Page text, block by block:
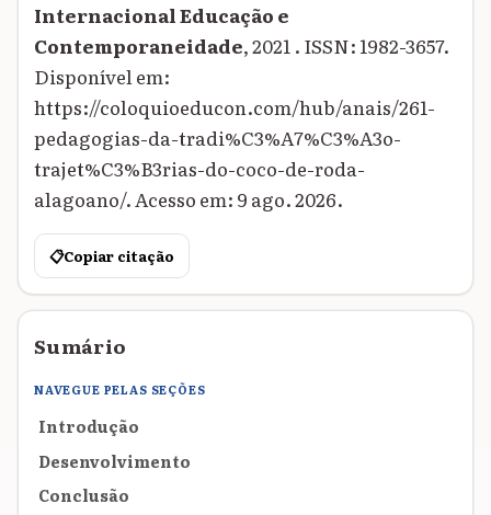
Internacional Educação e
Contemporaneidade, 2021 . ISSN: 1982-3657.
Disponível em:
https://coloquioeducon.com/hub/anais/261-
pedagogias-da-tradi%C3%A7%C3%A3o-
trajet%C3%B3rias-do-coco-de-roda-
alagoano/. Acesso em: 9 ago. 2026.
📋Copiar citação
Sumário
NAVEGUE PELAS SEÇÕES
Introdução
Desenvolvimento
Conclusão